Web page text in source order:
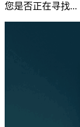
您是否正在寻找...